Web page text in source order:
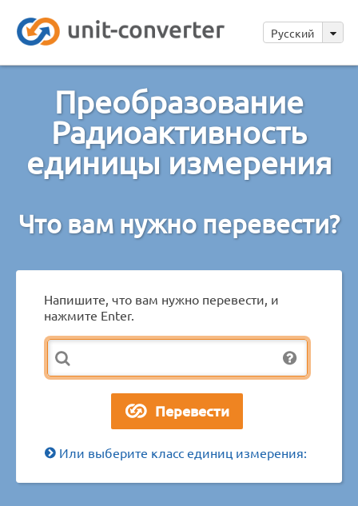
Русский
Преобразование
Радиоактивность
единицы измерения
Что вам нужно перевести?
Напишите, что вам нужно перевести, и
нажмите Enter.
Или выберите класс единиц измерения: